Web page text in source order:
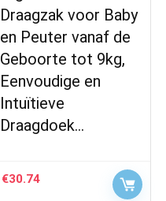
Draagzak voor Baby
en Peuter vanaf de
Geboorte tot 9kg,
Eenvoudige en
Intuïtieve
Draagdoek…
€30.74